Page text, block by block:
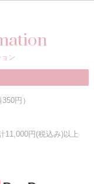
ン
円）
11,000円(税込み)以上